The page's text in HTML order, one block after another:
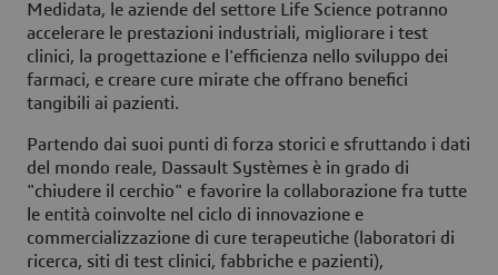
Medidata, le aziende del settore Life Science potranno
accelerare le prestazioni industriali, migliorare i test
clinici, la progettazione e l'efficienza nello sviluppo dei
farmaci, e creare cure mirate che offrano benefici
tangibili ai pazienti.
Partendo dai suoi punti di forza storici e sfruttando i dati
del mondo reale, Dassault Systèmes è in grado di
"chiudere il cerchio" e favorire la collaborazione fra tutte
le entità coinvolte nel ciclo di innovazione e
commercializzazione di cure terapeutiche (laboratori di
ricerca, siti di test clinici, fabbriche e pazienti),